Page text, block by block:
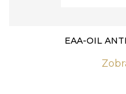
EAA-OIL